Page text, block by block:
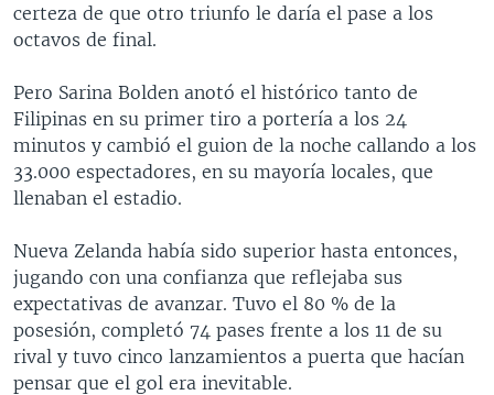
certeza de que otro triunfo le daría el pase a los
octavos de final.
Pero Sarina Bolden anotó el histórico tanto de
Filipinas en su primer tiro a portería a los 24
minutos y cambió el guion de la noche callando a los
33.000 espectadores, en su mayoría locales, que
llenaban el estadio.
Nueva Zelanda había sido superior hasta entonces,
jugando con una confianza que reflejaba sus
expectativas de avanzar. Tuvo el 80 % de la
posesión, completó 74 pases frente a los 11 de su
rival y tuvo cinco lanzamientos a puerta que hacían
pensar que el gol era inevitable.